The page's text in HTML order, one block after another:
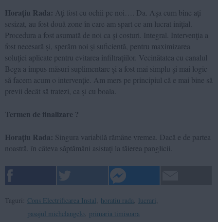
Horațiu Rada: Aţi fost cu ochii pe noi…. Da. Aşa cum bine aţi
sesizat, au fost două zone în care am spart ce am lucrat iniţial.
Procedura a fost asumată de noi ca şi costuri. Integral. Intervenţia a
fost necesară şi, sperăm noi şi suficientă, pentru maximizarea
soluţiei aplicate pentru evitarea infiltraţiilor. Vecinătatea cu canalul
Bega a impus măsuri suplimentare şi a fost mai simplu şi mai logic
să facem acum o intervenţie. Am mers pe principiul că e mai bine să
previi decât să tratezi, ca şi cu boala.
Termen de finalizare ?
Horațiu Rada: Singura variabilă rămâne vremea. Dacă e de partea
noastră, în câteva săptămâni asistaţi la tăierea panglicii.
Taguri: Cons Electrificarea Instal, horatiu rada, lucrari,
pasajul michelangelo, primaria timisoara